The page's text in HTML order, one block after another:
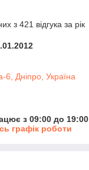
з 421 відгука за рік
Дніпро, Україна
з 09:00 до 19:00
графік роботи